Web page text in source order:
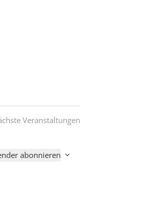
Veranstaltungen
abonnieren